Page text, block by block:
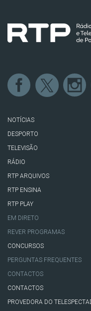
NOTÍCIAS
DESPORTO
TELEVISÃO
RÁDIO
RTP ARQUIVOS
RTP ENSINA
RTP PLAY
EM DIRETO
REVER PROGRAMAS
CONCURSOS
PERGUNTAS FREQUENTES
CONTACTOS
CONTACTOS
PROVEDORA DO